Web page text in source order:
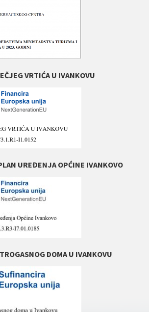
VRTIĆA U IVANKOVU
UREĐENJA OPĆINE IVANKOVO
DOMA U IVANKOVU